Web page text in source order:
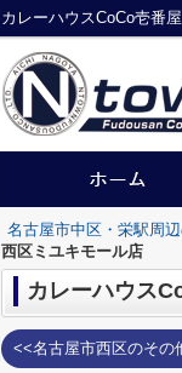
名古屋市中区・栄駅周
西区ミユキモール店
カレーハウス
<<名古屋市西区のその